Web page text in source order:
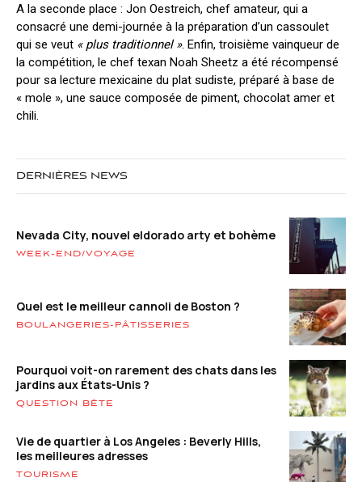
A la seconde place : Jon Oestreich, chef amateur, qui a
consacré une demi-journée à la préparation d’un cassoulet
qui se veut « plus traditionnel ». Enfin, troisième vainqueur de
la compétition, le chef texan Noah Sheetz a été récompensé
pour sa lecture mexicaine du plat sudiste, préparé à base de
« mole », une sauce composée de piment, chocolat amer et
chili.
DERNIÈRES NEWS
Nevada City, nouvel eldorado arty et bohème
WEEK-END/VOYAGE
Quel est le meilleur cannoli de Boston ?
BOULANGERIES-PÂTISSERIES
Pourquoi voit-on rarement des chats dans les
jardins aux États-Unis ?
QUESTION BÊTE
Vie de quartier à Los Angeles : Beverly Hills,
les meilleures adresses
TOURISME